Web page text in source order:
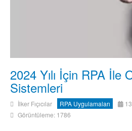
2024 Yılı İçin RPA İle
Sistemleri
İlker Fıçıcılar RPA Uygulamaları
Görüntüleme: 1786